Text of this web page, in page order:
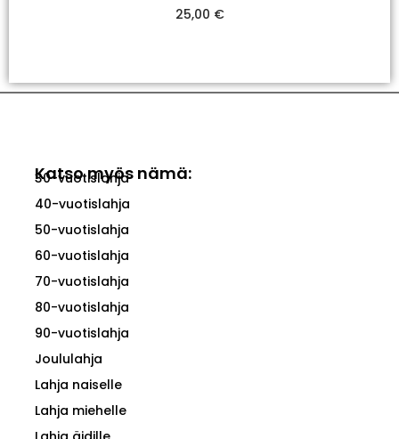
25,00 €
Katso myös nämä:
30-vuotislahja
40-vuotislahja
50-vuotislahja
60-vuotislahja
70-vuotislahja
80-vuotislahja
90-vuotislahja
Joululahja
Lahja naiselle
Lahja miehelle